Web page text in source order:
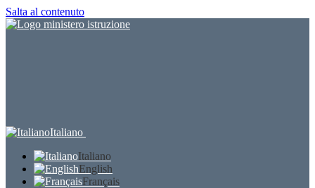
Salta al contenuto
Italiano
Italiano
English
Français